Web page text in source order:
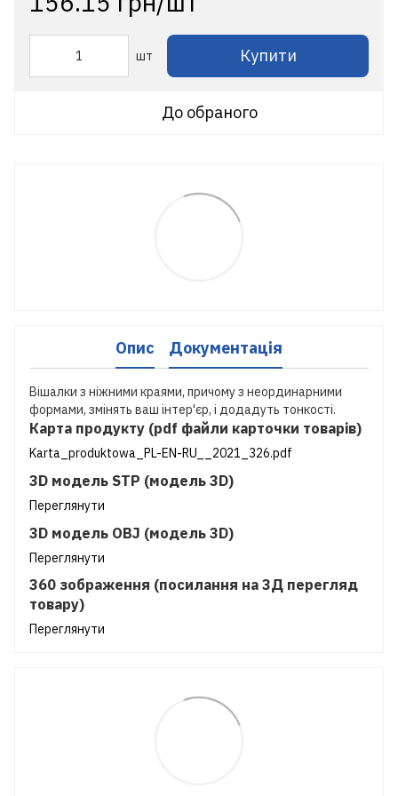
шт Купити
До обраного
Опис Документація
Вішалки з ніжними краями, причому з неординарними
формами, змінять ваш інтер'єр, і додадуть тонкості.
Карта продукту (pdf файли карточки товарів)
Karta_produktowa_PL-EN-RU__2021_326.pdf
3D модель STP (модель 3D)
Переглянути
3D модель OBJ (модель 3D)
Переглянути
360 зображення (посилання на 3Д перегляд
товару)
Переглянути